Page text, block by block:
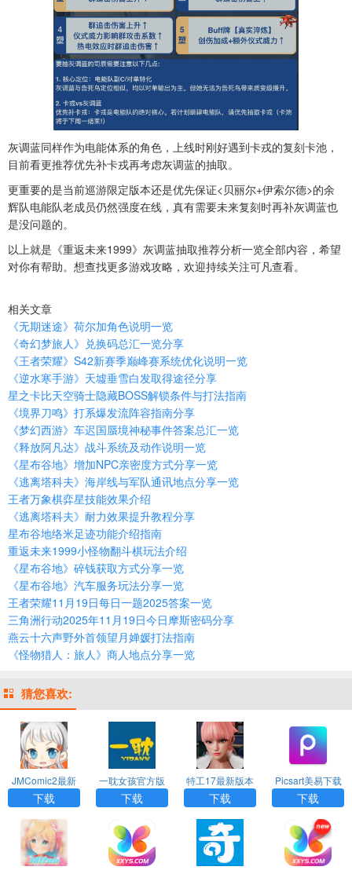
灰调蓝同样作为电能体系的角色，上线时刚好遇到卡戎的复刻卡池，
目前看更推荐优先补卡戎再考虑灰调蓝的抽取。
更重要的是当前巡游限定版本还是优先保证<贝丽尔+伊索尔德>的余
辉队电能队老成员仍然强度在线，真有需要未来复刻时再补灰调蓝也
是没问题的。
以上就是《重返未来1999》灰调蓝抽取推荐分析一览全部内容，希望
对你有帮助。想查找更多游戏攻略，欢迎持续关注可凡查看。
相关文章
《无期迷途》荷尔加角色说明一览
《奇幻梦旅人》兑换码总汇一览分享
《王者荣耀》S42新赛季巅峰赛系统优化说明一览
《逆水寒手游》天墟垂雪白发取得途径分享
星之卡比天空骑士隐藏BOSS解锁条件与打法指南
《境界刀鸣》打系爆发流阵容指南分享
《梦幻西游》车迟国蜃境神秘事件答案总汇一览
《释放阿凡达》战斗系统及动作说明一览
《星布谷地》增加NPC亲密度方式分享一览
《逃离塔科夫》海岸线与军队通讯地点分享一览
王者万象棋弈星技能效果介绍
《逃离塔科夫》耐力效果提升教程分享
星布谷地络米足迹功能介绍指南
重返未来1999小怪物翻斗棋玩法介绍
《星布谷地》碎钱获取方式分享一览
《星布谷地》汽车服务玩法分享一览
王者荣耀11月19日每日一题2025答案一览
三角洲行动2025年11月19日今日摩斯密码分享
燕云十六声野外首领望月婵媛打法指南
《怪物猎人：旅人》商人地点分享一览
猜您喜欢:
JMComic2最新
安装包
下载
一耽女孩官方版
下载漫画安装
下载
特工17最新版本
24.8下载
下载
Picsart美易下载
正版免费中文版
下载